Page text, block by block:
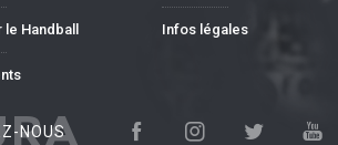
Handball Infos légales
NOUS